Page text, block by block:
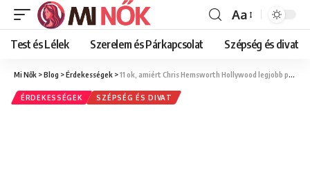
Font
Resizer
Aa
Test és Lélek Szerelem és Párkapcsolat Szépség és divat
Mi Nők >Blog >Érdekességek >11 ok, amiért Chris Hemsworth Hollywood legjobb pasija – Sztárinfók és érdekességek női szemmel
ÉRDEKESSÉGEK SZÉPSÉG ÉS DIVAT